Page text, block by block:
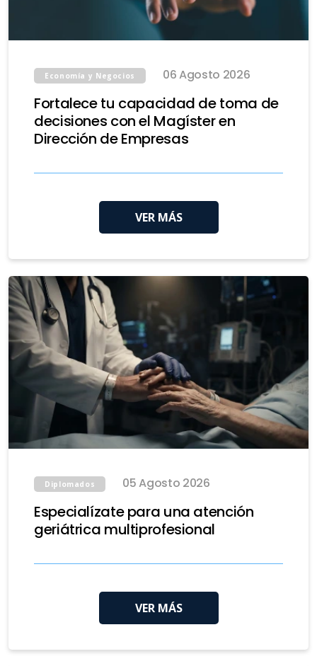
Economía y Negocios 06 Agosto 2026
Fortalece tu capacidad de toma de
decisiones con el Magíster en
Dirección de Empresas
VER MÁS
Diplomados 05 Agosto 2026
Especialízate para una atención
geriátrica multiprofesional
VER MÁS